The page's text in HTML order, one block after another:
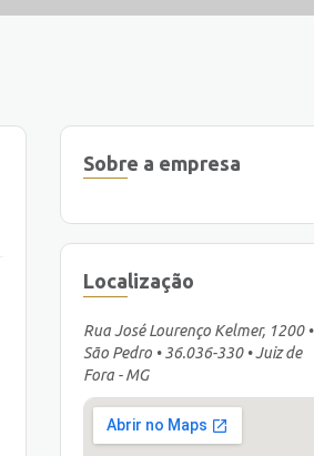
Sobre a empresa
Localização
Rua José Lourenço Kelmer, 1200 •
São Pedro • 36.036-330 • Juiz de
Fora - MG